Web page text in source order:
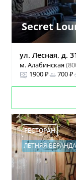
Secret
ул. Лесная, д.
м. Алабинская
1900 ₽
700 ₽
РЕСТОРАН
ЛЕТНЯЯ ВЕРАНДА